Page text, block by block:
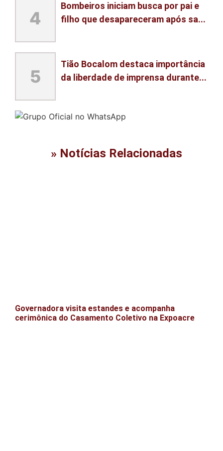
4
Bombeiros iniciam busca por pai e
filho que desapareceram após sa...
5
Tião Bocalom destaca importância
da liberdade de imprensa durante...
» Notícias Relacionadas
Governadora visita estandes e acompanha
cerimônica do Casamento Coletivo na Expoacre